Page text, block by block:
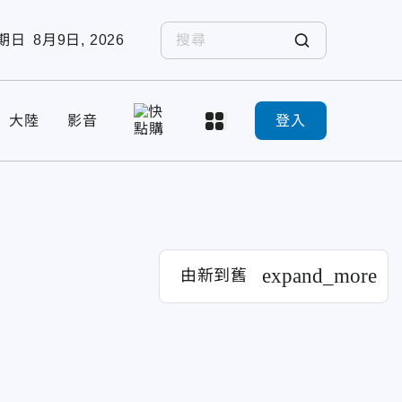
日 8月9日, 2026
大陸 影音 登入
由新到舊 expand_more